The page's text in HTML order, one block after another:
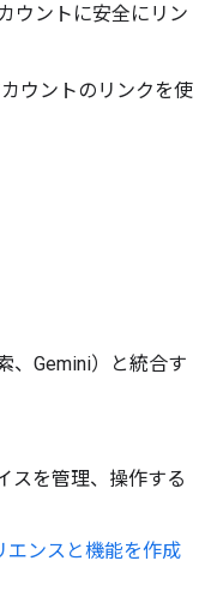
ウントに安全にリン
ウントのリンクを使
、Gemini）と統合す
スを管理、操作する
エンスと機能を作成